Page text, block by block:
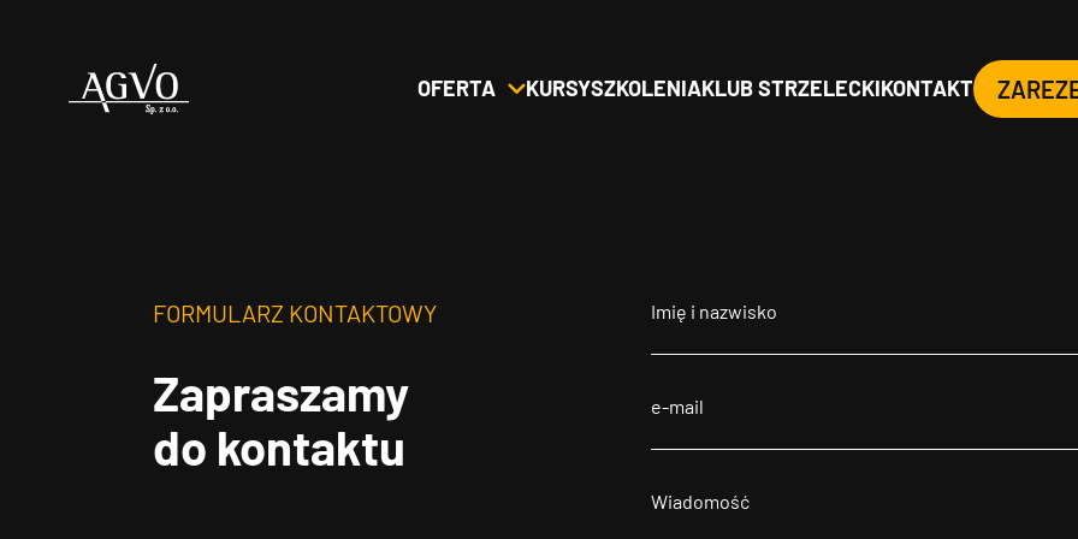
Header
OFERTA KURSYSZKOLENIAKLUB STRZELECKIKONTAKT
FORMULARZ KONTAKTOWY
Zapraszamy
do kontaktu